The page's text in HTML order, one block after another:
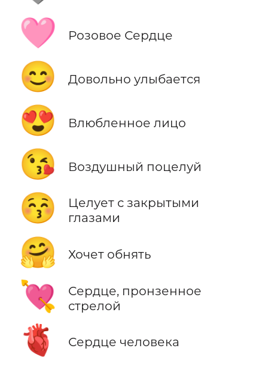
🩷
Розовое Сердце
😊 Довольно улыбается
😍 Влюбленное лицо
😘 Воздушный поцелуй
😚
Целует с закрытыми
глазами
🤗 Хочет обнять
💘
Сердце, пронзенное
стрелой
🫀 Сердце человека